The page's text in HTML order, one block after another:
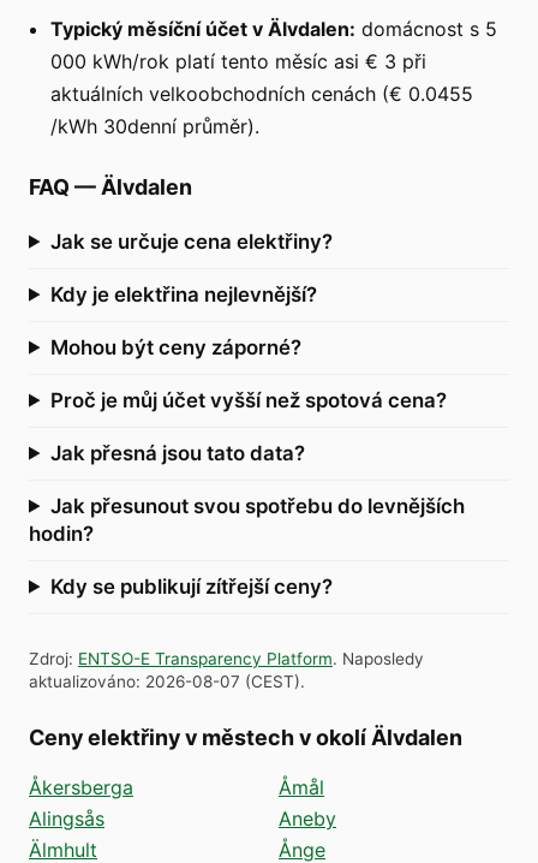
Typický měsíční účet v Älvdalen: domácnost s 5
000 kWh/rok platí tento měsíc asi € 3 při
aktuálních velkoobchodních cenách (€ 0.0455
/kWh 30denní průměr).
FAQ — Älvdalen
Jak se určuje cena elektřiny?
Kdy je elektřina nejlevnější?
Mohou být ceny záporné?
Proč je můj účet vyšší než spotová cena?
Jak přesná jsou tato data?
Jak přesunout svou spotřebu do levnějších
hodin?
Kdy se publikují zítřejší ceny?
Zdroj: ENTSO-E Transparency Platform. Naposledy
aktualizováno: 2026-08-07 (CEST).
Ceny elektřiny v městech v okolí Älvdalen
Åkersberga
Alingsås
Älmhult
Åmål
Aneby
Ånge